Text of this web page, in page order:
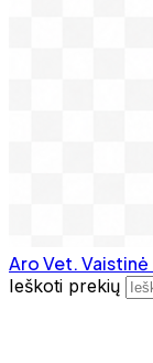
Aro Vet. Vaistinė
Ieškoti prekių